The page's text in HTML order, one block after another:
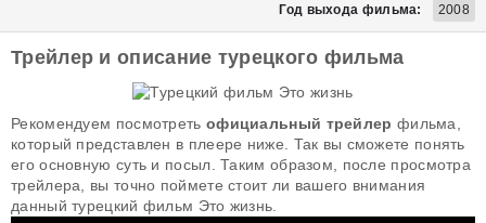
Год выхода фильма: 2008
Трейлер и описание турецкого фильма
Рекомендуем посмотреть официальный трейлер фильма,
который представлен в плеере ниже. Так вы сможете понять
его основную суть и посыл. Таким образом, после просмотра
трейлера, вы точно поймете стоит ли вашего внимания
данный турецкий фильм Это жизнь.